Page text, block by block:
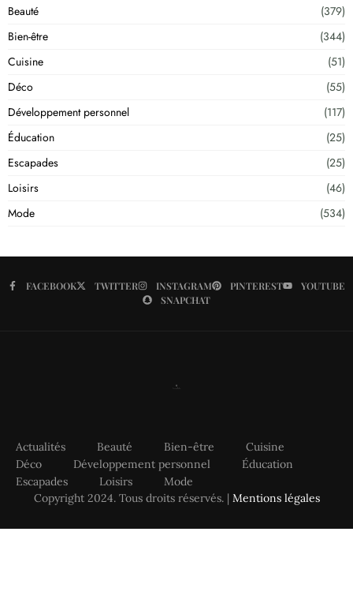
Beauté
(379)
Bien-être
(344)
Cuisine
(51)
Déco
(55)
Développement personnel
(117)
Éducation
(25)
Escapades
(25)
Loisirs
(46)
Mode
(534)
FACEBOOK TWITTER INSTAGRAM PINTEREST
YOUTUBE
SNAPCHAT
Actualités Beauté Bien-être
Cuisine
Déco
Développement personnel
Éducation
Escapades
Loisirs
Mode
Copyright 2024. Tous droits réservés. | Mentions légales